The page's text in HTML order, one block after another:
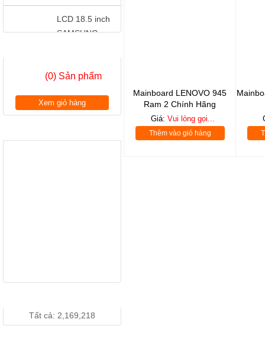
LCD 18.5 inch
SAMSUNG
S19A150 - LED
LG W1942 Wide
Giá: Vui lòng gọi...
(0) Sản phẩm
Xem giỏ hàng
Tất cả: 2,169,218
Mainboard LENOVO 945
Ram 2 Chính Hãng
Giá:Vui lòng gọi...
Thêm vào giỏ hàng